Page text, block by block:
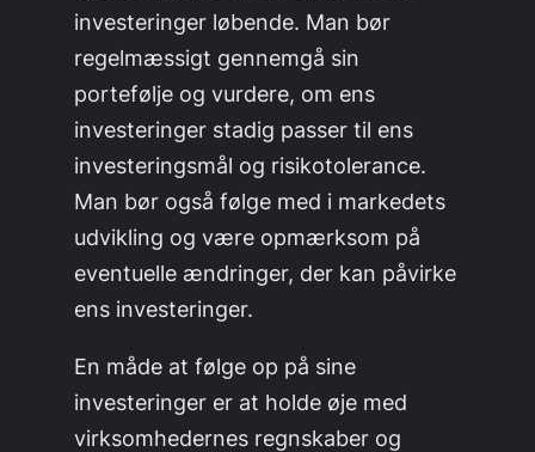
investeringer løbende. Man bør
regelmæssigt gennemgå sin
portefølje og vurdere, om ens
investeringer stadig passer til ens
investeringsmål og risikotolerance.
Man bør også følge med i markedets
udvikling og være opmærksom på
eventuelle ændringer, der kan påvirke
ens investeringer.
En måde at følge op på sine
investeringer er at holde øje med
virksomhedernes regnskaber og